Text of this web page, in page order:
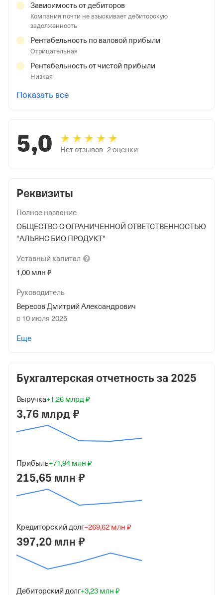
Реквизиты
Полное название
ОБЩЕСТВО С ОГРАНИЧЕННОЙ ОТВЕТСТВЕННОСТЬЮ
"АЛЬЯНС БИО ПРОДУКТ"
Уставный капитал
1,00 млн ₽
Руководитель
Вересов Дмитрий Александрович
с 10 июля 2025
Гаврилов Павел Андреевич
Форма
Дата регистрации
9 февраля 2015
Юридический адрес
105122, г Москва, Щёлковское шоссе, д 5 стр 1, помещ
ИНН
7715410689
ОГРН
1157746089467
Еще
Бухгалтерская отчетность за 2025
Выручка+1,26 млрд ₽
3,76 млрд ₽
Прибыль+71,94 млн ₽
215,65 млн ₽
Кредиторский долг−269,62 млн ₽
397,20 млн ₽
Дебиторский долг+3,23 млн ₽
Зависимость от дебиторов
Компания почти не взыскивает дебиторскую
задолженность
Рентабельность по валовой прибыли
Отрицательная
Рентабельность от чистой прибыли
Низкая
Показать все
5,0 Нет отзывов 2оценки